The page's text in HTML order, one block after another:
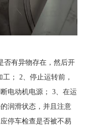
否有异物存在，然后开
； 2、停止运转前，
电动机电源； 3、在运
润滑状态，并且注意
停车检查是否被不易